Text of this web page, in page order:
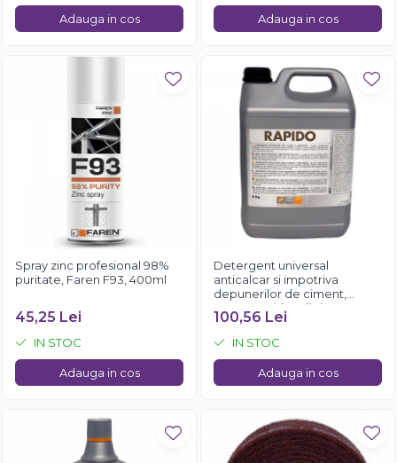
Adauga in cos Adauga in cos
Spray zinc profesional 98%
puritate, Faren F93, 400ml
45,25 Lei
IN STOC
Adauga in cos
Detergent universal
anticalcar si impotriva
depunerilor de ciment,
Faren Rapido, 5 litri
100,56 Lei
IN STOC
Adauga in cos